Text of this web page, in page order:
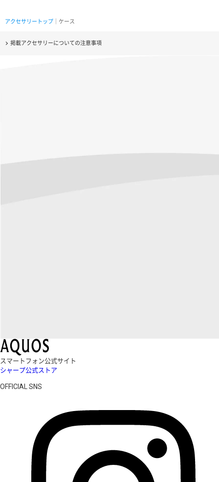
アクセサリートップ ｜ケース
掲載アクセサリーについての注意事項
スマートフォン公式サイト
シャープ公式ストア
OFFICIAL SNS